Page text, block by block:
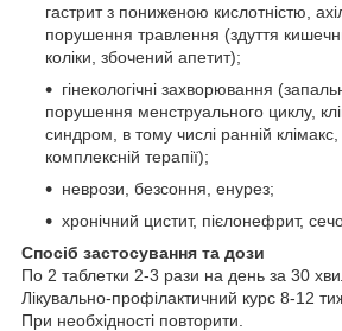
гастрит з пониженою кислотністю,
порушення травлення (здуття
коліки, збочений апетит);
гінекологічні захворювання
порушення менструального циклу,
синдром, в тому числі ранній
комплексній терапії);
неврози, безсоння, енурез;
хронічний цистит, пієлонефрит,
Спосіб застосування та дози
По 2 таблетки 2-3 рази на день за 30
Лікувально-профілактичний курс 8-12
При необхідності повторити.